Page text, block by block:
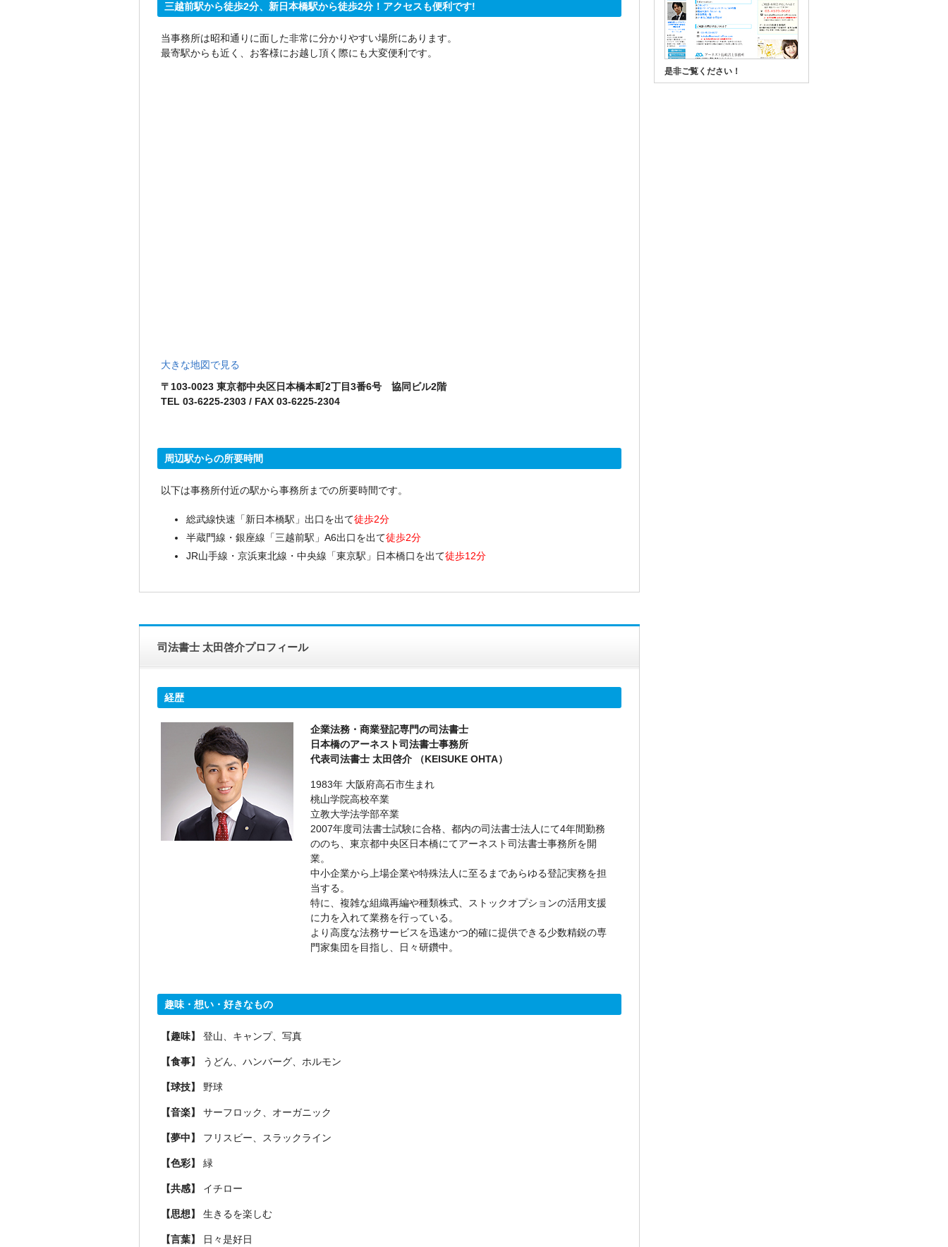
三越前駅から徒歩2分、新日本橋駅から徒歩2分！アクセスも便利です!
当事務所は昭和通りに面した非常に分かりやすい場所にあります。
最寄駅からも近く、お客様にお越し頂く際にも大変便利です。
大きな地図で見る
〒103-0023 東京都中央区日本橋本町2丁目3番6号 協同ビル2階
TEL 03-6225-2303 / FAX 03-6225-2304
周辺駅からの所要時間
以下は事務所付近の駅から事務所までの所要時間です。
総武線快速「新日本橋駅」出口を出て徒歩2分
半蔵門線・銀座線「三越前駅」A6出口を出て徒歩2分
JR山手線・京浜東北線・中央線「東京駅」日本橋口を出て徒歩12分
司法書士 太田啓介プロフィール
経歴
企業法務・商業登記専門の司法書士
日本橋のアーネスト司法書士事務所
代表司法書士 太田啓介 （KEISUKE OHTA）
1983年 大阪府高石市生まれ
桃山学院高校卒業
立教大学法学部卒業
2007年度司法書士試験に合格、都内の司法書士法人にて4年間勤務
ののち、東京都中央区日本橋にてアーネスト司法書士事務所を開
業。
中小企業から上場企業や特殊法人に至るまであらゆる登記実務を担
当する。
特に、複雑な組織再編や種類株式、ストックオプションの活用支援
に力を入れて業務を行っている。
より高度な法務サービスを迅速かつ的確に提供できる少数精鋭の専
門家集団を目指し、日々研鑽中。
趣味・想い・好きなもの
【趣味】 登山、キャンプ、写真
【食事】 うどん、ハンバーグ、ホルモン
【球技】 野球
【音楽】 サーフロック、オーガニック
【夢中】 フリスビー、スラックライン
【色彩】 緑
【共感】 イチロー
【思想】 生きるを楽しむ
【言葉】 日々是好日
是非ご覧ください！